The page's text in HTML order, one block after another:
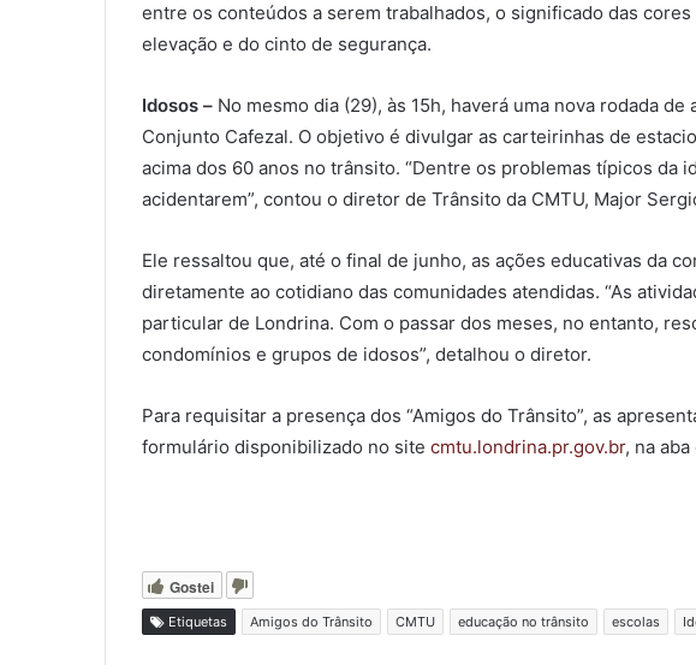
entre os conteúdos a serem trabalhados, o significado das
elevação e do cinto de segurança.
Idosos – No mesmo dia (29), às 15h, haverá uma nova rodada
Conjunto Cafezal. O objetivo é divulgar as carteirinhas de
acima dos 60 anos no trânsito. “Dentre os problemas típicos da
acidentarem”, contou o diretor de Trânsito da CMTU, Major
Ele ressaltou que, até o final de junho, as ações educativas da
diretamente ao cotidiano das comunidades atendidas. “As
particular de Londrina. Com o passar dos meses, no entanto,
condomínios e grupos de idosos”, detalhou o diretor.
Para requisitar a presença dos “Amigos do Trânsito”, as
formulário disponibilizado no site cmtu.londrina.pr.gov.br, na
Gostei
Etiquetas Amigos do Trânsito CMTU educação no trânsito escolas